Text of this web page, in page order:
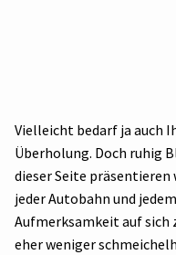
Vielleicht bedarf ja auch
Überholung. Doch ruhig
dieser Seite präsentieren
jeder Autobahn und
Aufmerksamkeit auf sich
eher weniger